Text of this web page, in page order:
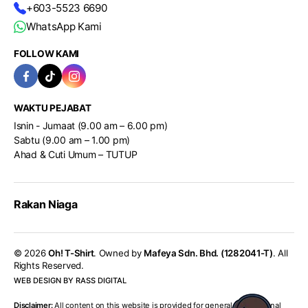
+603-5523 6690
WhatsApp Kami
FOLLOW KAMI
WAKTU PEJABAT
Isnin - Jumaat (9.00 am – 6.00 pm)
Sabtu (9.00 am – 1.00 pm)
Ahad & Cuti Umum – TUTUP
Rakan Niaga
© 2026Oh! T-Shirt. Owned by Mafeya Sdn. Bhd. (1282041-T). All
Rights Reserved.
WEB DESIGN BY RASS DIGITAL
Disclaimer:All content on this website is provided for general informational